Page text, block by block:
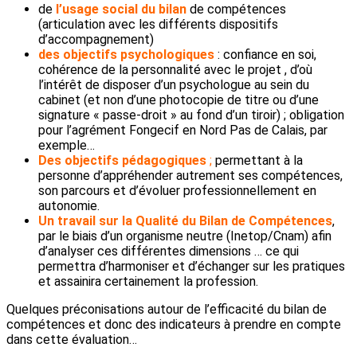
de l’usage social du bilan de compétences
(articulation avec les différents dispositifs
d’accompagnement)
des objectifs psychologiques : confiance en soi,
cohérence de la personnalité avec le projet , d’où
l’intérêt de disposer d’un psychologue au sein du
cabinet (et non d’une photocopie de titre ou d’une
signature « passe-droit » au fond d’un tiroir) ; obligation
pour l’agrément Fongecif en Nord Pas de Calais, par
exemple…
Des objectifs pédagogiques ; permettant à la
personne d’appréhender autrement ses compétences,
son parcours et d’évoluer professionnellement en
autonomie.
Un travail sur la Qualité du Bilan de Compétences,
par le biais d’un organisme neutre (Inetop/Cnam) afin
d’analyser ces différentes dimensions … ce qui
permettra d’harmoniser et d’échanger sur les pratiques
et assainira certainement la profession.
Quelques préconisations autour de l’efficacité du bilan de
compétences et donc des indicateurs à prendre en compte
dans cette évaluation…